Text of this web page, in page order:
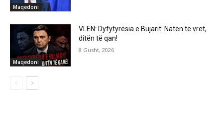
Maqedoni
Maqedoni
VLEN: Dyfytyrësia e Bujarit: Natën të vret,
ditën të qan!
8 Gusht, 2026